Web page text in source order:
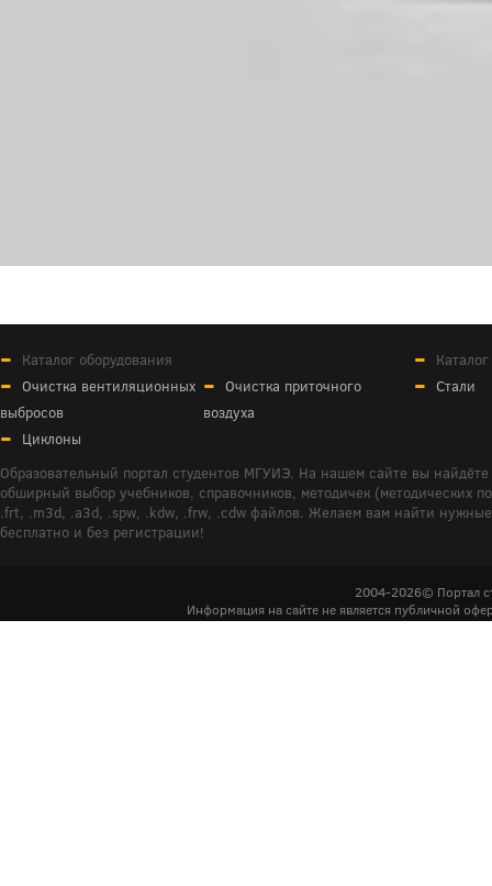
Каталог оборудования
Очистка вентиляционных
выбросов
Очистка приточного
воздуха
Циклоны
Стали
Образовательный портал студентов МГУИЭ. На нашем сайте вы
обширный выбор учебников, справочников, методичек (методических
.frt, .m3d, .a3d, .spw, .kdw, .frw, .cdw файлов. Желаем вам найти
бесплатно и без регистрации!
2004-2026© Портал
Информация на сайте не является публичной